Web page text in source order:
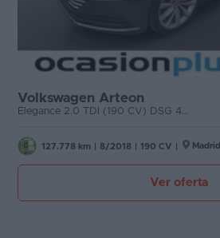
Volkswagen Arteon
Elegance 2.0 TDI (190 CV) DSG 4Motion
127.778 km 8/2018 190 CV Madrid
Ver oferta